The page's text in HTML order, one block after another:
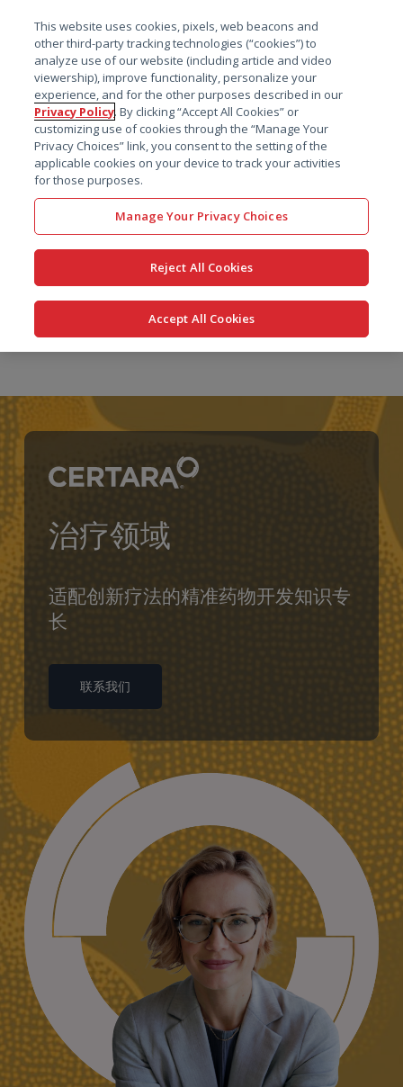
到
主
要
内
容
搜索
治疗领域
适配创新疗法的精准药物开发知识专
长
联系我们
This website uses cookies, pixels, web beacons and
other third-party tracking technologies (“cookies”) to
analyze use of our website (including article and video
viewership), improve functionality, personalize your
experience, and for the other purposes described in our
Privacy Policy. By clicking “Accept All Cookies” or
customizing use of cookies through the “Manage Your
Privacy Choices” link, you consent to the setting of the
applicable cookies on your device to track your activities
for those purposes.
Manage Your Privacy Choices
Reject All Cookies
Accept All Cookies